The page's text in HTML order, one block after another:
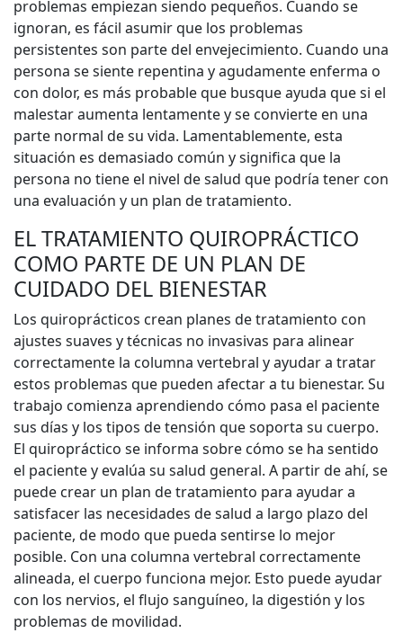
problemas empiezan siendo pequeños. Cuando se
ignoran, es fácil asumir que los problemas
persistentes son parte del envejecimiento. Cuando una
persona se siente repentina y agudamente enferma o
con dolor, es más probable que busque ayuda que si el
malestar aumenta lentamente y se convierte en una
parte normal de su vida. Lamentablemente, esta
situación es demasiado común y significa que la
persona no tiene el nivel de salud que podría tener con
una evaluación y un plan de tratamiento.
EL TRATAMIENTO QUIROPRÁCTICO
COMO PARTE DE UN PLAN DE
CUIDADO DEL BIENESTAR
Los quiroprácticos crean planes de tratamiento con
ajustes suaves y técnicas no invasivas para alinear
correctamente la columna vertebral y ayudar a tratar
estos problemas que pueden afectar a tu bienestar. Su
trabajo comienza aprendiendo cómo pasa el paciente
sus días y los tipos de tensión que soporta su cuerpo.
El quiropráctico se informa sobre cómo se ha sentido
el paciente y evalúa su salud general. A partir de ahí, se
puede crear un plan de tratamiento para ayudar a
satisfacer las necesidades de salud a largo plazo del
paciente, de modo que pueda sentirse lo mejor
posible. Con una columna vertebral correctamente
alineada, el cuerpo funciona mejor. Esto puede ayudar
con los nervios, el flujo sanguíneo, la digestión y los
problemas de movilidad.